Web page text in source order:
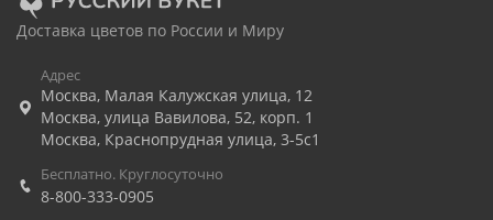
Доставка цветов по России и Миру
Адрес
Москва, Малая Калужская улица, 12
Москва, улица Вавилова, 52, корп. 1
Москва, Краснопрудная улица, 3-5с1
Бесплатно. Круглосуточно
8-800-333-0905